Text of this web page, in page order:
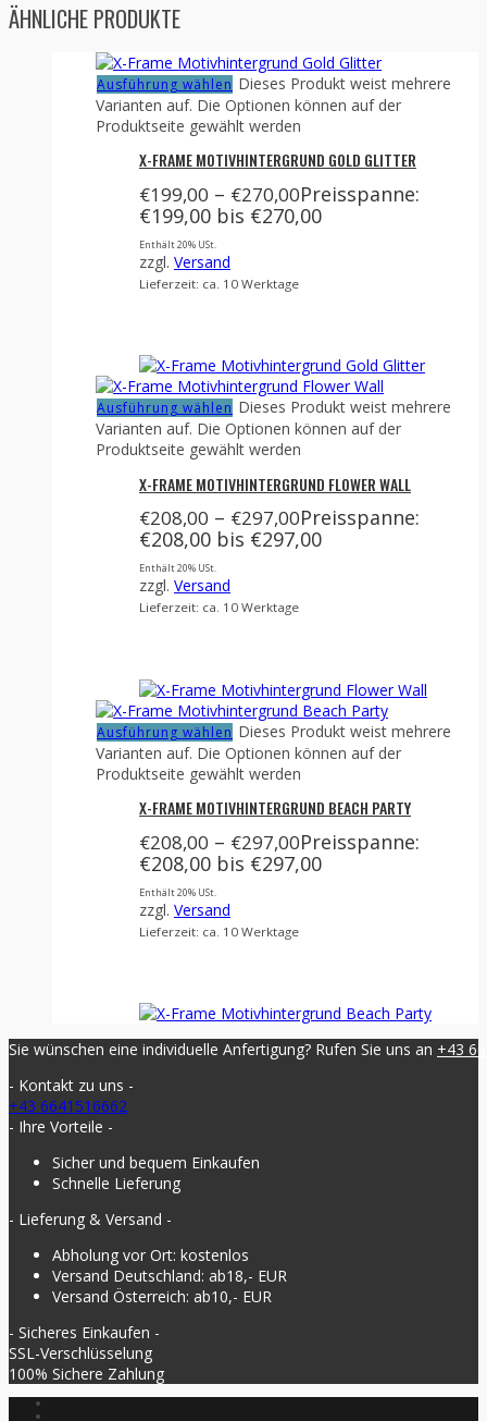
ÄHNLICHE PRODUKTE
Ausführung wählen Dieses Produkt weist mehrere
Varianten auf. Die Optionen können auf der
Produktseite gewählt werden
X-FRAME MOTIVHINTERGRUND GOLD GLITTER
€199,00 – €270,00Preisspanne:
€199,00 bis €270,00
Enthält 20% USt.
zzgl. Versand
Lieferzeit: ca. 10 Werktage
Ausführung wählen Dieses Produkt weist mehrere
Varianten auf. Die Optionen können auf der
Produktseite gewählt werden
X-FRAME MOTIVHINTERGRUND FLOWER WALL
€208,00 – €297,00Preisspanne:
€208,00 bis €297,00
Enthält 20% USt.
zzgl. Versand
Lieferzeit: ca. 10 Werktage
Ausführung wählen Dieses Produkt weist mehrere
Varianten auf. Die Optionen können auf der
Produktseite gewählt werden
X-FRAME MOTIVHINTERGRUND BEACH PARTY
€208,00 – €297,00Preisspanne:
€208,00 bis €297,00
Enthält 20% USt.
zzgl. Versand
Lieferzeit: ca. 10 Werktage
Sie wünschen eine individuelle Anfertigung? Rufen Sie uns an +43
- Kontakt zu uns -
+43 6641516662
- Ihre Vorteile -
Sicher und bequem Einkaufen
Schnelle Lieferung
- Lieferung & Versand -
Abholung vor Ort: kostenlos
Versand Deutschland: ab18,- EUR
Versand Österreich: ab10,- EUR
- Sicheres Einkaufen -
SSL-Verschlüsselung
100% Sichere Zahlung